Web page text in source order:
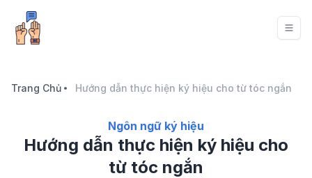
Trang Chủ Hướng dẫn thực hiện ký hiệu cho từ tóc ngắn
Ngôn ngữ ký hiệu
Hướng dẫn thực hiện ký hiệu cho
từ tóc ngắn